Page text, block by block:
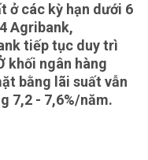
ở các kỳ hạn dưới 6
Agribank,
tiếp tục duy trì
khối ngân hàng
bằng lãi suất vẫn
7,2 - 7,6%/năm.